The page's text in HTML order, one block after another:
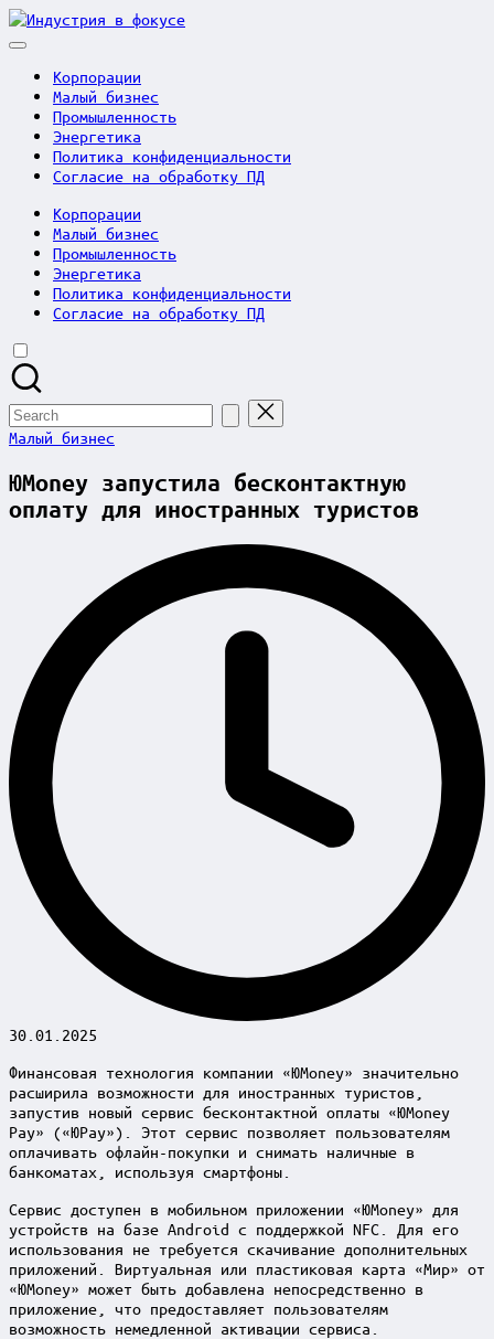
Skip
to
Индустрия
Корпорации
Малый бизнес
Промышленность
Энергетика
Политика конфиденциальности
Согласие на обработку ПД
Корпорации
Малый бизнес
Промышленность
Энергетика
Политика конфиденциальности
Согласие на обработку ПД
Search
for:
Posted
Малый бизнес
ЮMoney запустила бесконтактную
оплату для иностранных туристов
30.01.2025
Финансовая технология компании «ЮMoney» значительно
расширила возможности для иностранных туристов,
запустив новый сервис бесконтактной оплаты «ЮMoney
Pay» («ЮPay»). Этот сервис позволяет пользователям
оплачивать офлайн-покупки и снимать наличные в
банкоматах, используя смартфоны.
Сервис доступен в мобильном приложении «ЮMoney» для
устройств на базе Android с поддержкой NFC. Для его
использования не требуется скачивание дополнительных
приложений. Виртуальная или пластиковая карта «Мир» от
«ЮMoney» может быть добавлена непосредственно в
приложение, что предоставляет пользователям
возможность немедленной активации сервиса.